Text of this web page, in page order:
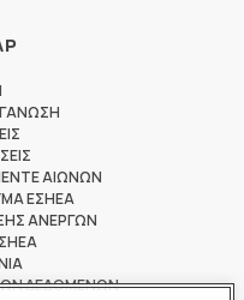
ΑΙΩΝΩΝ
ΕΣΗΕΑ
ΑΝΕΡΓΩΝ
ΔΕΔΟΜΕΝΩΝ